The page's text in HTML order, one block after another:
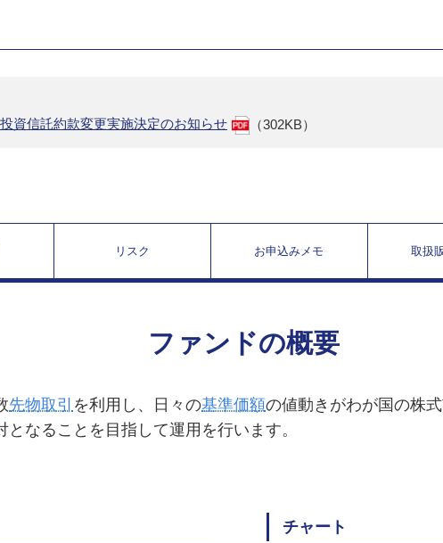
資信託約款変更実施決定のお知らせ
（302KB）
リスク お申込みメモ 取扱
ファンドの概要
先物取引 を利用し、日々の基準価額の値動きがわが国の株
となることを目指して運用を行います。
チャート